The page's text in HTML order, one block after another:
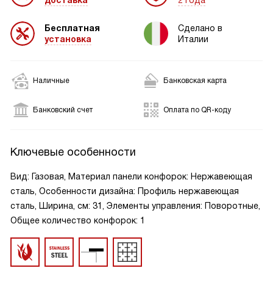
Бесплатная
установка
Сделано в
Италии
Наличные Банковская карта
Банковский счет Оплата по QR-коду
Ключевые особенности
Вид: Газовая, Материал панели конфорок: Нержавеющая
сталь, Особенности дизайна: Профиль нержавеющая
сталь, Ширина, см: 31, Элементы управления: Поворотные,
Общее количество конфорок: 1